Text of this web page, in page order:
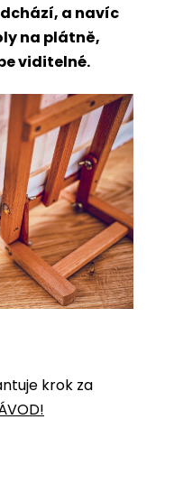
a navíc
na plátně,
viditelné.
krok za